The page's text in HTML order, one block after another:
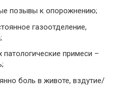
позывы к опорожнению;
газоотделение,
патологические примеси –
боль в животе, вздутие/